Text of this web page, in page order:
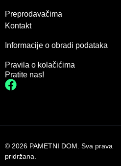
Preprodavačima
Kontakt
Informacije o obradi podataka
Pravila o kolačićima
Pratite nas!
© 2026 PAMETNI DOM. Sva prava
pridržana.